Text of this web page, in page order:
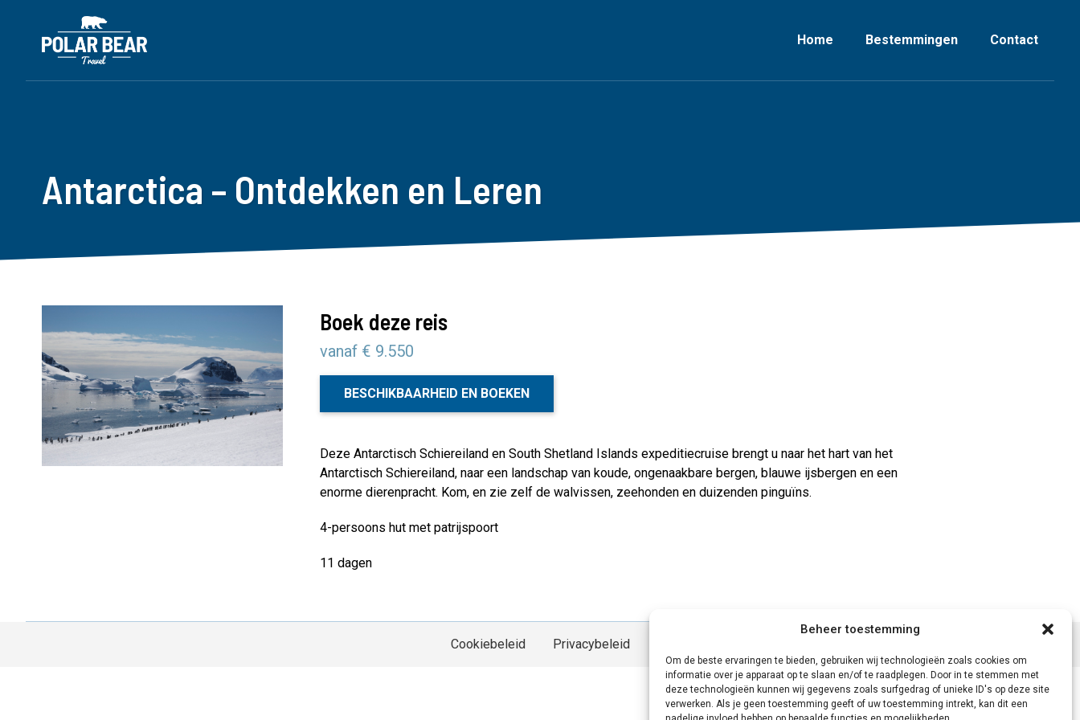
Beheer toestemming
Om de beste ervaringen te bieden, gebruiken wij technologieën zoals cookies om
informatie over je apparaat op te slaan en/of te raadplegen. Door in te stemmen met
deze technologieën kunnen wij gegevens zoals surfgedrag of unieke ID's op deze site
verwerken. Als je geen toestemming geeft of uw toestemming intrekt, kan dit een
Home Bestemmingen Contact
Antarctica – Ontdekken en Leren
Boek deze reis
vanaf € 9.550
BESCHIKBAARHEID EN BOEKEN
Deze Antarctisch Schiereiland en South Shetland Islands expeditiecruise brengt u naar het hart van het
Antarctisch Schiereiland, naar een landschap van koude, ongenaakbare bergen, blauwe ijsbergen en een
enorme dierenpracht. Kom, en zie zelf de walvissen, zeehonden en duizenden pinguïns.
4-persoons hut met patrijspoort
11 dagen
Cookiebeleid Privacybeleid